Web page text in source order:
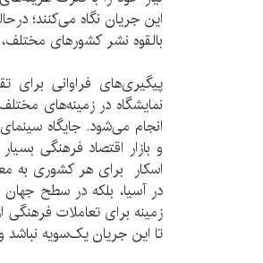
این جریان نگاه می‌کنند؛
بالقوه‌ نشر کشور‌های
پیگیری‌های فراوانی برای
نمایشگاه در زمینه‌های
انجام می‌شود. جایگاه
و بازار اقتصاد فرهنگی
اسکار برای هر کشوری به
در آسیا، بلکه در سطح
زمینه برای تعاملات فرهنگی
تا این جریان یک‌سویه نباشد